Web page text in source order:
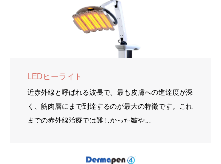
LEDヒーライト
近赤外線と呼ばれる波長で、最も皮膚への進達度が深
く、筋肉層にまで到達するのが最大の特徴です。これ
までの赤外線治療では難しかった皺や…